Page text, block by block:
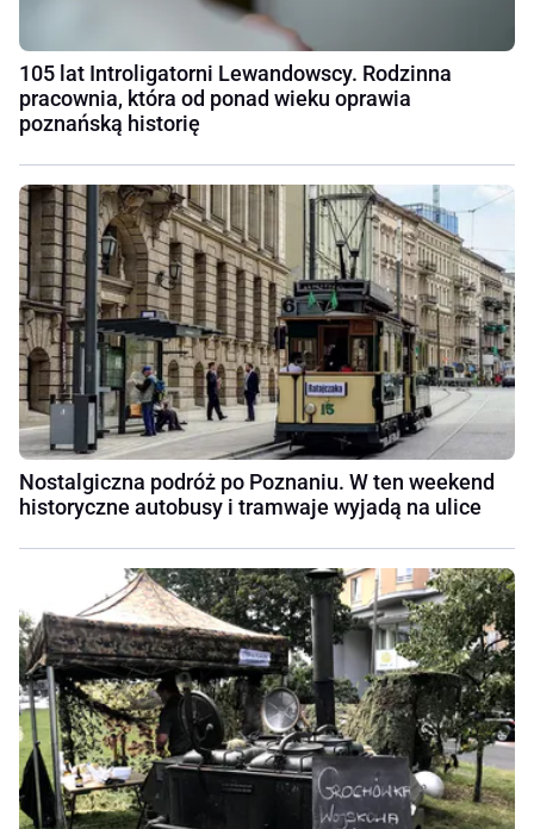
105 lat Introligatorni Lewandowscy. Rodzinna
pracownia, która od ponad wieku oprawia
poznańską historię
Nostalgiczna podróż po Poznaniu. W ten weekend
historyczne autobusy i tramwaje wyjadą na ulice